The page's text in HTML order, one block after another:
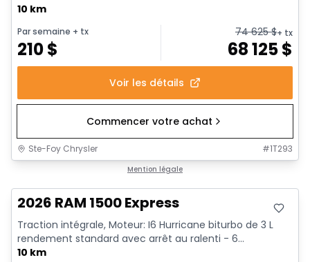
10 km
Par semaine + tx
210$
74 625$+ tx
68 125$
Voir les détails
Commencer votre achat
Ste-Foy Chrysler #1T293
Mention légale
2026 RAM 1500 Express
Traction intégrale, Moteur: I6 Hurricane biturbo de 3 L
rendement standard avec arrêt au ralenti - 6...
10 km